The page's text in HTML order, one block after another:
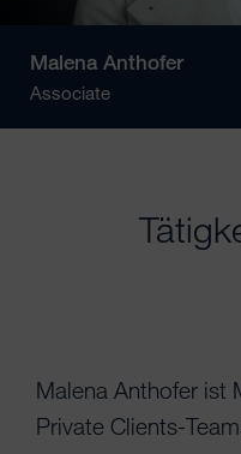
Malena Anthofer
Associate
Malena Anthofer ist
Private Clients-